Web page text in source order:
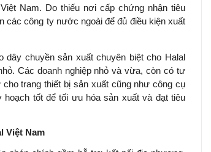
Nam. Do thiếu nơi cấp chứng nhận tiêu
các công ty nước ngoài để đủ điều kiện xuất
chuyền sản xuất chuyên biệt cho Halal
Các doanh nghiệp nhỏ và vừa, còn có tư
trang thiết bị sản xuất cũng như công cụ
tốt để tối ưu hóa sản xuất và đạt tiêu
Việt Nam